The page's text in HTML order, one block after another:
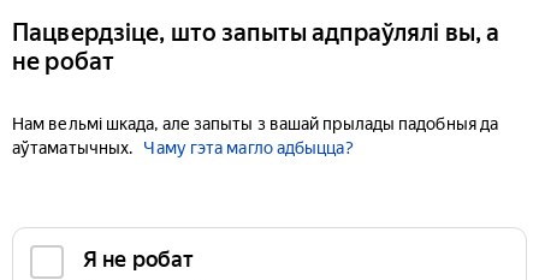
Пацвердзіце, што запыты адпраўлялі вы, а
не робат
Нам вельмі шкада, але запыты з вашай прылады падобныя да
аўтаматычных.
Чаму гэта магло адбыцца?
Я не робат